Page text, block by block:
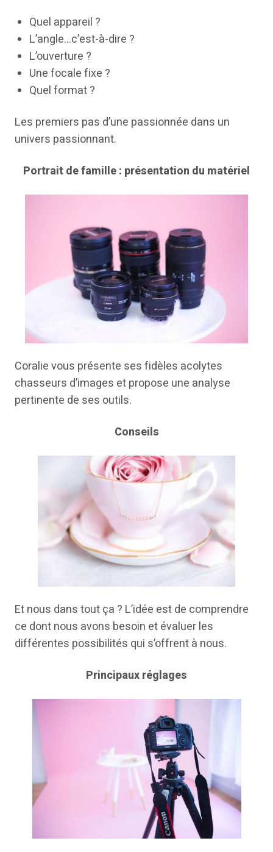
Quel appareil ?
L’angle…c’est-à-dire ?
L’ouverture ?
Une focale fixe ?
Quel format ?
Les premiers pas d’une passionnée dans un
univers passionnant.
Portrait de famille : présentation du matériel
Coralie vous présente ses fidèles acolytes
chasseurs d’images et propose une analyse
pertinente de ses outils.
Conseils
Et nous dans tout ça ? L’idée est de comprendre
ce dont nous avons besoin et évaluer les
différentes possibilités qui s’offrent à nous.
Principaux réglages